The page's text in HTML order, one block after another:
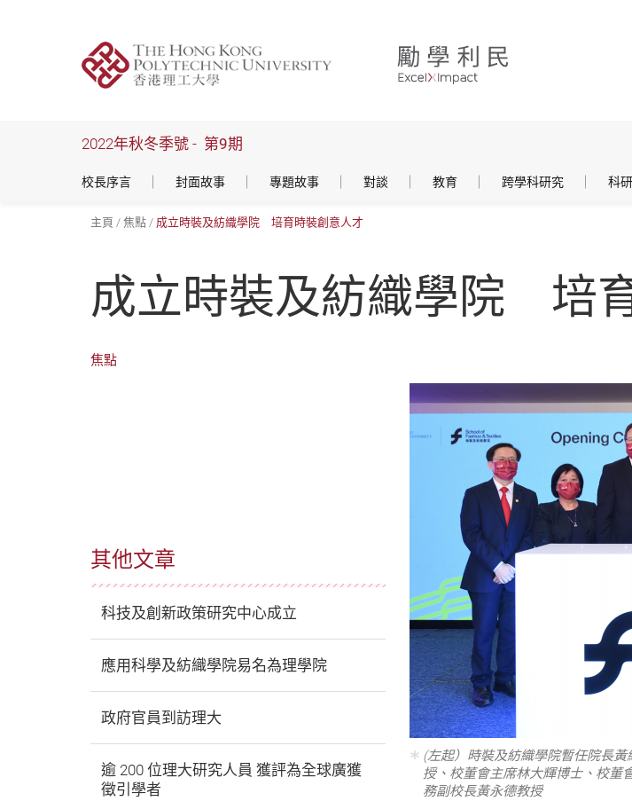
2022年秋冬季號 - 第9期
校長序言 封面故事 專題故事 對談 教育 跨學科研究 科
主頁 焦點 成立時裝及紡織學院 培育時裝創意人才
成立時裝及紡織學院 培
焦點
其他文章
科技及創新政策研究中心成立
應用科學及紡織學院易名為理學院
政府官員到訪理大
逾 200 位理大研究人員 獲評為全球廣獲
徵引學者
(左起）時裝及紡織學院暫任院長
授、校董會主席林大輝博士、校董
務副校長黃永德教授